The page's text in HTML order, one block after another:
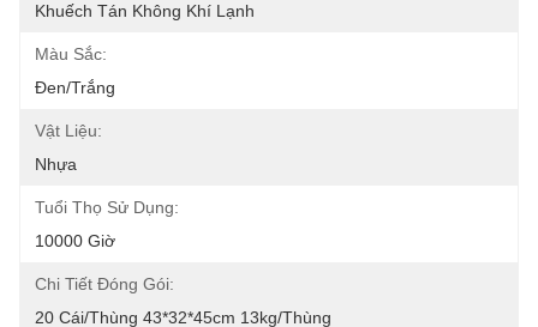
Khuếch Tán Không Khí Lạnh
Màu Sắc:
Đen/Trắng
Vật Liệu:
Nhựa
Tuổi Thọ Sử Dụng:
10000 Giờ
Chi Tiết Đóng Gói:
20 Cái/thùng 43*32*45cm 13kg/thùng